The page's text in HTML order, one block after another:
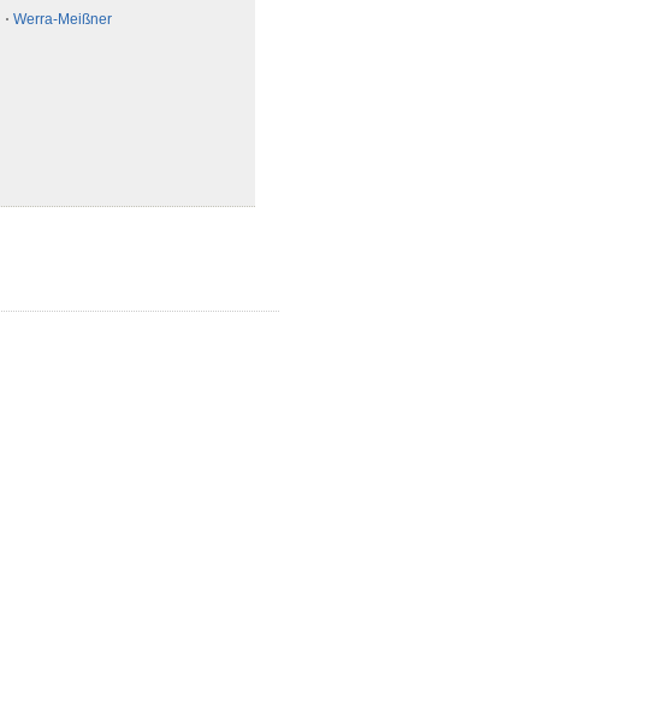
Werra-Meißner